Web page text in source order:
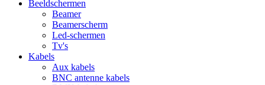
Beeldschermen
Beamer
Beamerscherm
Led-schermen
Tv's
Kabels
Aux kabels
BNC antenne kabels